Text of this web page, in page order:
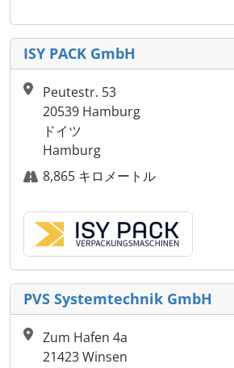
ISY PACK GmbH
Peutestr. 53
20539 Hamburg
ドイツ
Hamburg
8,865 キロメートル
PVS Systemtechnik GmbH
Zum Hafen 4a
21423 Winsen